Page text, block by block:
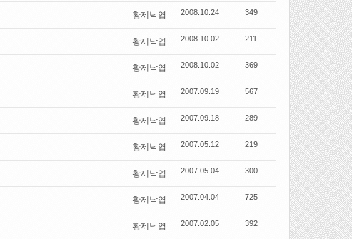
황제낙엽 2008.10.24 349
황제낙엽 2008.10.02 211
황제낙엽 2008.10.02 369
황제낙엽 2007.09.19 567
황제낙엽 2007.09.18 289
황제낙엽 2007.05.12 219
황제낙엽 2007.05.04 300
황제낙엽 2007.04.04 725
황제낙엽 2007.02.05 392